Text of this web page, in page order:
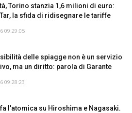
Torino stanzia 1,6 milioni di euro:
la sfida di ridisegnare le tariffe
09:29:05
delle spiagge non è un servizio
ma un diritto: parola di Garante
09:28:23
l'atomica su Hiroshima e Nagasaki.